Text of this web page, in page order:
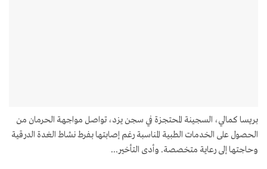
بريسا كمالي، السجينة المحتجزة في سجن يزد، تواصل مواجهة الحرمان من
الحصول على الخدمات الطبية المناسبة رغم إصابتها بفرط نشاط الغدة الدرقية
وحاجتها إلى رعاية متخصصة. وأدى التأخير...